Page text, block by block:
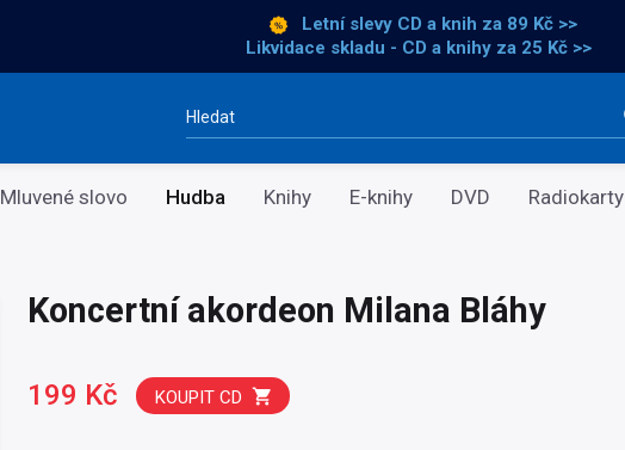
Letní slevy CD a knih za 89 Kč >>
Likvidace skladu - CD a knihy za 25 Kč >>
Vyhledávání
Mluvené slovo Hudba Knihy E-knihy DVD Radiokarty
Koncertní akordeon Milana Bláhy
199 Kč KOUPIT CD